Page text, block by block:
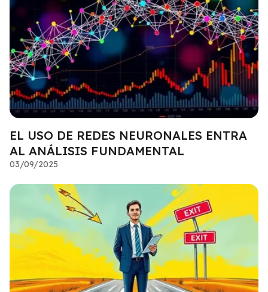
EL USO DE REDES NEURONALES ENTRA
AL ANÁLISIS FUNDAMENTAL
03/09/2025